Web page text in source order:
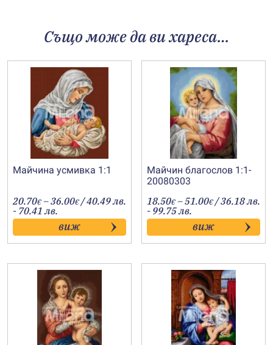
Също може да ви хареса…
Майчина усмивка 1:1
20.70€ –36.00€Price
range:
20.70€
through
36.00€
/ 40.49 лв.
- 70.41 лв.
виж
Майчин благослов 1:1-
20080303
18.50€ –51.00€Price
range:
18.50€
through
51.00€
/ 36.18 лв.
- 99.75 лв.
виж